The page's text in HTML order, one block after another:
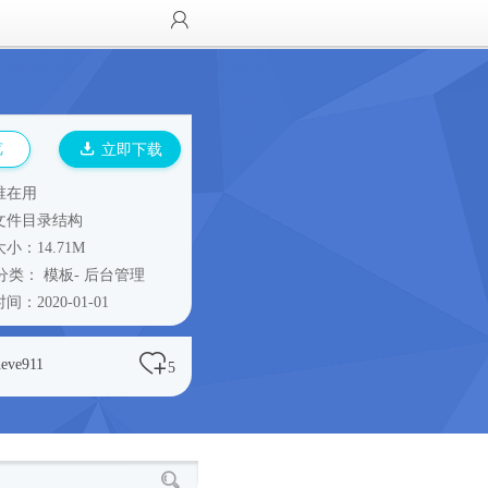
立即下载
在用
件目录结构
小：14.71M
类： 模板- 后台管理
间：2020-01-01
5